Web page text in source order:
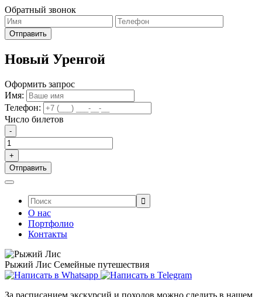
Обратный звонок
Новый Уренгой
Оформить запрос
Имя:
Телефон:
Число билетов
-
+
Поиск:
О нас
Портфолио
Контакты
Рыжий Лис Семейные путешествия
За расписанием экскурсий и походов можно следить в нашем